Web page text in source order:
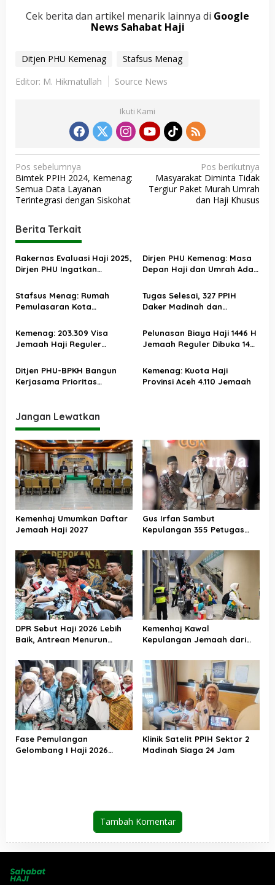
Cek berita dan artikel menarik lainnya di Google
News Sahabat Haji
Ditjen PHU Kemenag
Stafsus Menag
Editor: M. Hikmatullah
Source News
Ikuti Kami
N
a
v
g
a
s
p
s
Pos sebelumnya
Bimtek PPIH 2024, Kemenag:
Semua Data Layanan
Terintegrasi dengan Siskohat
Pos berikutnya
Masyarakat Diminta Tidak
Tergiur Paket Murah Umrah
dan Haji Khusus
Berita Terkait
Rakernas Evaluasi Haji 2025,
Dirjen PHU Ingatkan
Nilai-Nilai Positif
Dirjen PHU Kemenag: Masa
Depan Haji dan Umrah Ada
Stafsus Menag: Rumah
Pemulasaran Kota
Toleransi dan Kerukunan
Tugas Selesai, 327 PPIH
Daker Madinah dan
Kemenag: 203.309 Visa
Jemaah Haji Reguler
Pelunasan Biaya Haji 1446 H
Jemaah Reguler Dibuka 14
Ditjen PHU-BPKH Bangun
Kerjasama Prioritas
Kemenag: Kuota Haji
Provinsi Aceh 4.110 Jemaah
Jangan Lewatkan
Kemenhaj Umumkan Daftar
Jemaah Haji 2027
Gus Irfan Sambut
Kepulangan 355 Petugas
DPR Sebut Haji 2026 Lebih
Baik, Antrean Menurun
Kemenhaj Kawal
Kepulangan Jemaah dari
Akan Didistribusikan di
Tanah Air
Fase Pemulangan
Gelombang I Haji 2026
Klinik Satelit PPIH Sektor 2
Madinah Siaga 24 Jam
Tambah Komentar